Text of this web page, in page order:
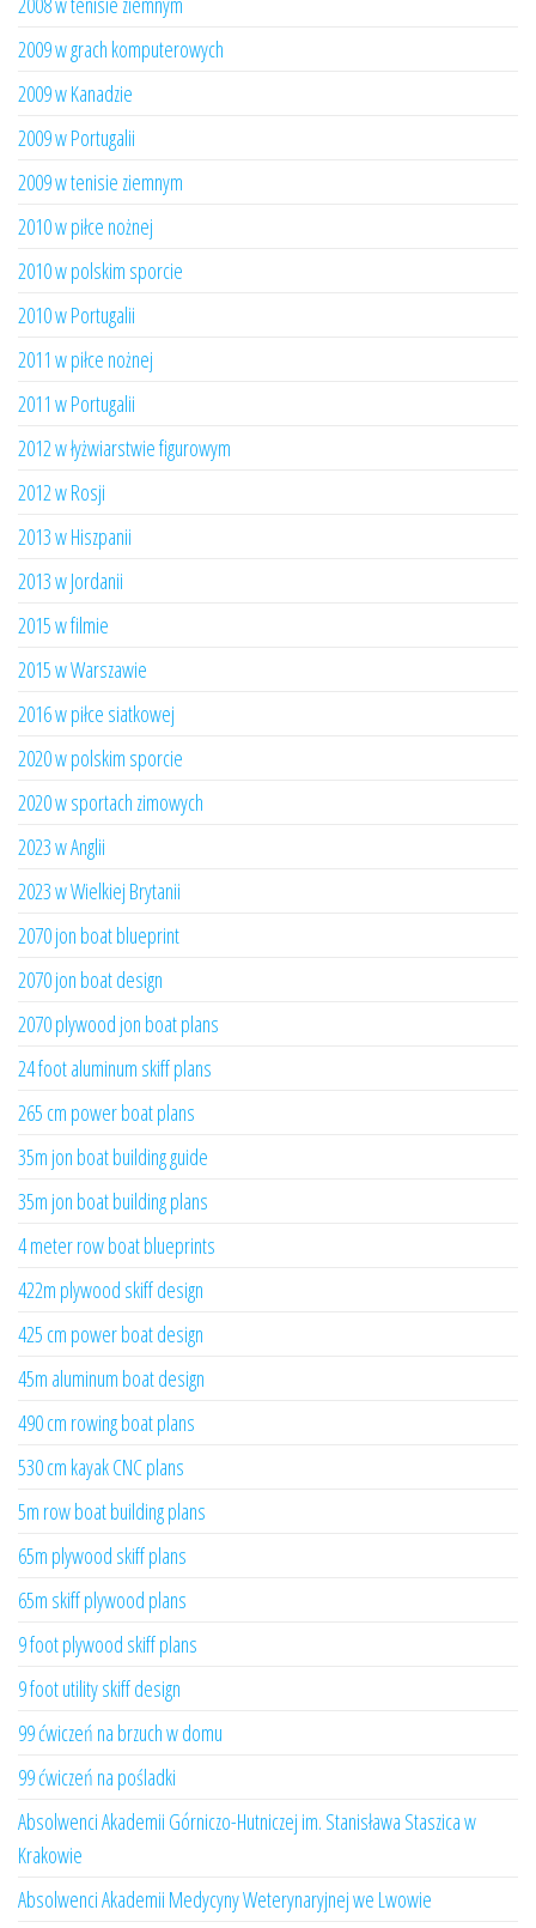
2009 w grach komputerowych
2009 w Kanadzie
2009 w Portugalii
2009 w tenisie ziemnym
2010 w piłce nożnej
2010 w polskim sporcie
2010 w Portugalii
2011 w piłce nożnej
2011 w Portugalii
2012 w łyżwiarstwie figurowym
2012 w Rosji
2013 w Hiszpanii
2013 w Jordanii
2015 w filmie
2015 w Warszawie
2016 w piłce siatkowej
2020 w polskim sporcie
2020 w sportach zimowych
2023 w Anglii
2023 w Wielkiej Brytanii
2070 jon boat blueprint
2070 jon boat design
2070 plywood jon boat plans
24 foot aluminum skiff plans
265 cm power boat plans
35m jon boat building guide
35m jon boat building plans
4 meter row boat blueprints
422m plywood skiff design
425 cm power boat design
45m aluminum boat design
490 cm rowing boat plans
530 cm kayak CNC plans
5m row boat building plans
65m plywood skiff plans
65m skiff plywood plans
9 foot plywood skiff plans
9 foot utility skiff design
99 ćwiczeń na brzuch w domu
99 ćwiczeń na pośladki
Absolwenci Akademii Górniczo-Hutniczej im. Stanisława Staszica w
Krakowie
Absolwenci Akademii Medycyny Weterynaryjnej we Lwowie